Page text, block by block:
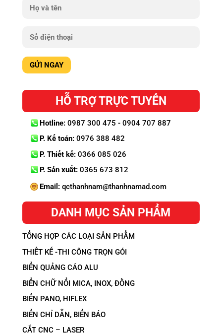
HỖ TRỢ TRỰC TUYẾN
Hotline:0987 300 475 - 0904 707 887
P. Kế toán:0976 388 482
P. Thiết kế:0366 085 026
P. Sản xuất:0365 673 812
Email:qcthanhnam@thanhnamad.com
DANH MỤC SẢN PHẨM
TỔNG HỢP CÁC LOẠI SẢN PHẨM
THIẾT KẾ -THI CÔNG TRỌN GÓI
BIỂN QUẢNG CÁO ALU
BIỂN CHỮ NỔI MICA, INOX, ĐỒNG
BIỂN PANO, HIFLEX
BIỂN CHỈ DẪN, BIỂN BÁO
CẮT CNC – LASER